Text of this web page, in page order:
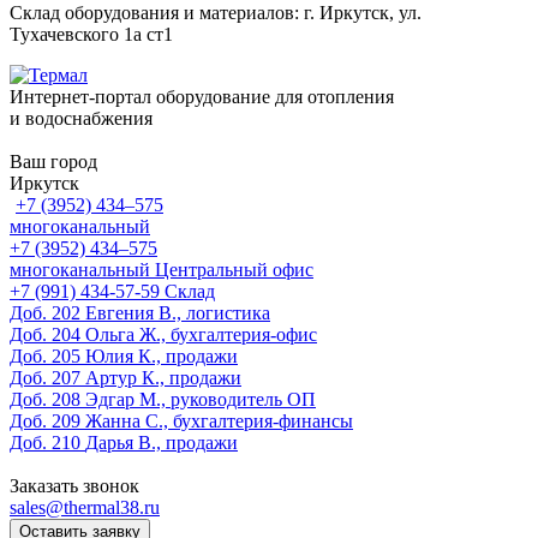
Склад оборудования и материалов: г. Иркутск, ул.
Тухачевского 1а ст1
Интернет-портал оборудование для отопления
и водоснабжения
Ваш город
Иркутск
+7 (3952) 434‒575
многоканальный
+7 (3952) 434‒575
многоканальный Центральный офис
‎+7 (991) 434-57-59 Склад
Доб. 202 Евгения В., логистика
Доб. 204 Ольга Ж., бухгалтерия-офис
Доб. 205 Юлия К., продажи
Доб. 207 Артур К., продажи
Доб. 208 Эдгар М., руководитель ОП
Доб. 209 Жанна С., бухгалтерия-финансы
Доб. 210 Дарья В., продажи
Заказать звонок
sales@thermal38.ru
Оставить заявку